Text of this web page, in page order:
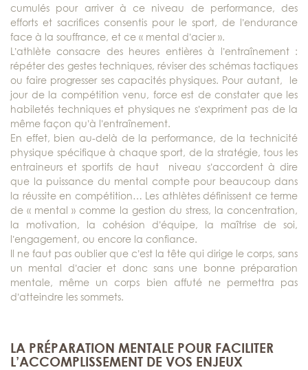
cumulés pour arriver à ce niveau de performance, des
efforts et sacrifices consentis pour le sport, de l’endurance
face à la souffrance, et ce « mental d’acier ».
L’athlète consacre des heures entières à l’entraînement :
répéter des gestes techniques, réviser des schémas tactiques
ou faire progresser ses capacités physiques. Pour autant, le
jour de la compétition venu, force est de constater que les
habiletés techniques et physiques ne s’expriment pas de la
même façon qu’à l’entraînement.
En effet, bien au-delà de la performance, de la technicité
physique spécifique à chaque sport, de la stratégie, tous les
entraineurs et sportifs de haut niveau s’accordent à dire
que la puissance du mental compte pour beaucoup dans
la réussite en compétition… Les athlètes définissent ce terme
de « mental » comme la gestion du stress, la concentration,
la motivation, la cohésion d’équipe, la maîtrise de soi,
l’engagement, ou encore la confiance.
Il ne faut pas oublier que c’est la tête qui dirige le corps, sans
un mental d’acier et donc sans une bonne préparation
mentale, même un corps bien affuté ne permettra pas
d’atteindre les sommets.
LA PRÉPARATION MENTALE POUR FACILITER
L’ACCOMPLISSEMENT DE VOS ENJEUX